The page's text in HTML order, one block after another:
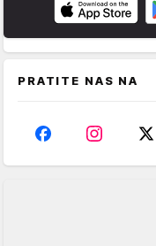
PRATITE NAS NA